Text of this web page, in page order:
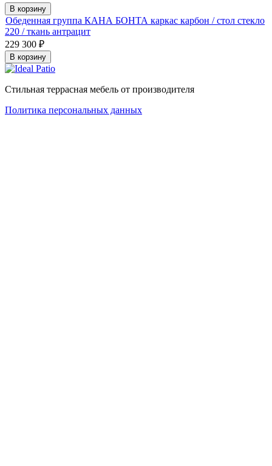
В корзину
Обеденная группа КАНА БОНТА каркас карбон / стол стекло
220 / ткань антрацит
229 300 ₽
В корзину
Стильная террасная мебель от производителя
Политика персональных данных